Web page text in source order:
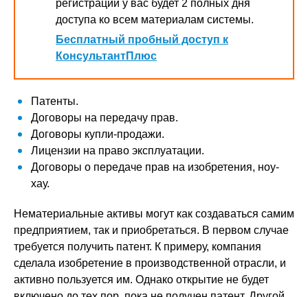
регистрации у вас будет 2 полных дня
доступа ко всем материалам системы.
Бесплатный пробный доступ к
КонсультантПлюс
Патенты.
Договоры на передачу прав.
Договоры купли-продажи.
Лицензии на право эксплуатации.
Договоры о передаче прав на изобретения, ноу-
хау.
Нематериальные активы могут как создаваться самим
предприятием, так и приобретаться. В первом случае
требуется получить патент. К примеру, компания
сделала изобретение в производственной отрасли, и
активно пользуется им. Однако открытие не будет